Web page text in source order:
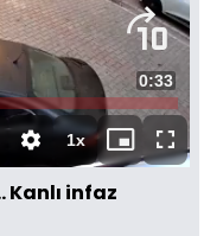
Toplam
Süre
0:33
1xOynatma
Hızı
Mini
oynatıcı
Tam
Ekran
infaz